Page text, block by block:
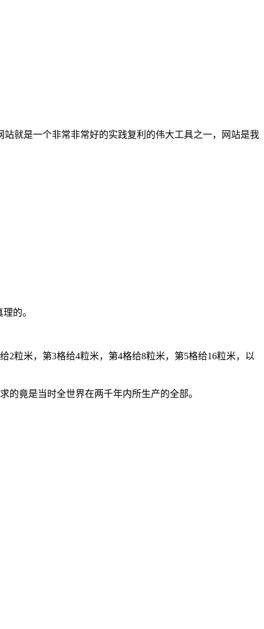
就是一个非常非常好的实践复利的伟大工具之一，网站是我
的。
粒米，第3格给4粒米，第4格给8粒米，第5格给16粒米，以
的竟是当时全世界在两千年内所生产的全部。